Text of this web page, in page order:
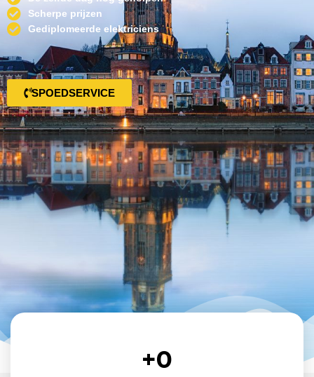
Scherpe prijzen
Gediplomeerde elektriciens
SPOEDSERVICE
+0